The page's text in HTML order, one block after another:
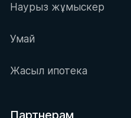
Наурыз жұмыскер
Умай
Жасыл ипотека